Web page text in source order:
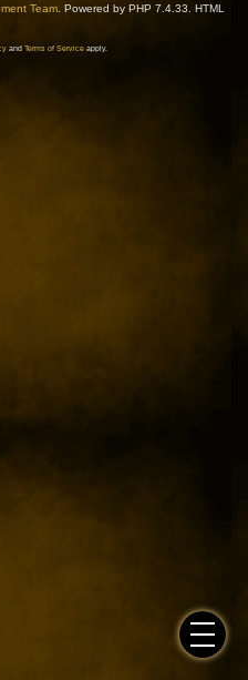
Team. Powered by PHP 7.4.33. HTML
and Terms of Serviceapply.